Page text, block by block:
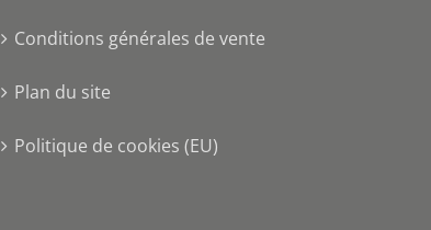
Conditions générales de vente
Plan du site
Politique de cookies (EU)